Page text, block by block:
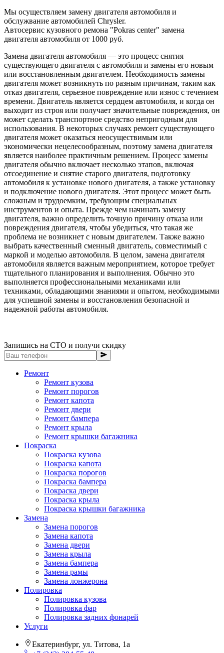
Мы осуществляем замену двигателя автомобиля и
обслужвание автомобилей Chrysler.
Автосервис кузовного ремона "Pokras center" замена
двигателя автомобиля от 1000 руб.
Замена двигателя автомобиля — это процесс снятия
существующего двигателя с автомобиля и замены его новым
или восстановленным двигателем. Необходимость замены
двигателя может возникнуть по разным причинам, таким как
отказ двигателя, серьезное повреждение или износ с течением
времени. Двигатель является сердцем автомобиля, и когда он
выходит из строя или получает значительные повреждения, он
может сделать транспортное средство непригодным для
использования. В некоторых случаях ремонт существующего
двигателя может оказаться неосуществимым или
экономически нецелесообразным, поэтому замена двигателя
является наиболее практичным решением. Процесс замены
двигателя обычно включает несколько этапов, включая
отсоединение и снятие старого двигателя, подготовку
автомобиля к установке нового двигателя, а также установку
и подключение нового двигателя. Этот процесс может быть
сложным и трудоемким, требующим специальных
инструментов и опыта. Прежде чем начинать замену
двигателя, важно определить точную причину отказа или
повреждения двигателя, чтобы убедиться, что такая же
проблема не возникнет с новым двигателем. Также важно
выбрать качественный сменный двигатель, совместимый с
маркой и моделью автомобиля. В целом, замена двигателя
автомобиля является важным мероприятием, которое требует
тщательного планирования и выполнения. Обычно это
выполняется профессиональными механиками или
техниками, обладающими знаниями и опытом, необходимыми
для успешной замены и восстановления безопасной и
надежной работы автомобиля.
Запишись на СТО и получи скидку
Ремонт
Ремонт кузова
Ремонт порогов
Ремонт капота
Ремонт двери
Ремонт бампера
Ремонт крыла
Ремонт крышки багажника
Покраска
Покраска кузова
Покраска капота
Покраска порогов
Покраска бампера
Покраска двери
Покраска крыла
Покраска крышки багажника
Замена
Замена порогов
Замена капота
Замена двери
Замена крыла
Замена бампера
Замена рамы
Замена лонжерона
Полировка
Полировка кузова
Полировка фар
Полировка задних фонарей
Услуги
Екатеринбург, ул. Титова, 1а